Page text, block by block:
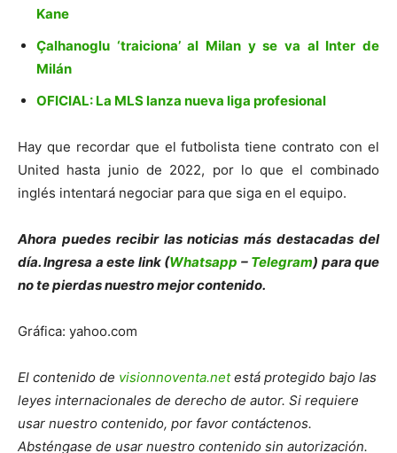
Kane
Çalhanoglu ‘traiciona’ al Milan y se va al Inter de
Milán
OFICIAL: La MLS lanza nueva liga profesional
Hay que recordar que el futbolista tiene contrato con el
United hasta junio de 2022, por lo que el combinado
inglés intentará negociar para que siga en el equipo.
Ahora puedes recibir las noticias más destacadas del
día. Ingresa a este link (Whatsapp – Telegram) para que
no te pierdas nuestro mejor contenido.
Gráfica: yahoo.com
El contenido de visionnoventa.netestá protegido bajo las
leyes internacionales de derecho de autor. Si requiere
usar nuestro contenido, por favor contáctenos.
Absténgase de usar nuestro contenido sin autorización.